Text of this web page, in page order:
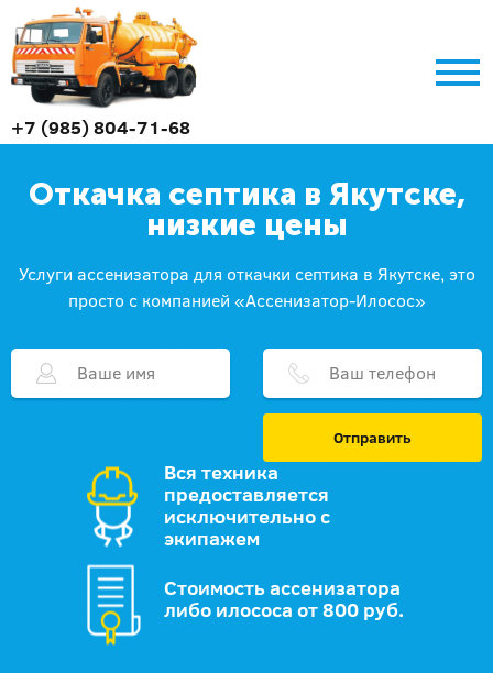
+7 (985) 804-71-68
Откачка септика в Якутске,
низкие цены
Услуги ассенизатора для откачки септика в Якутске, это
просто с компанией «Ассенизатор-Илосос»
Отправить
Вся техника
предоставляется
исключительно с
экипажем
Стоимость ассенизатора
либо илососа от 800 руб.